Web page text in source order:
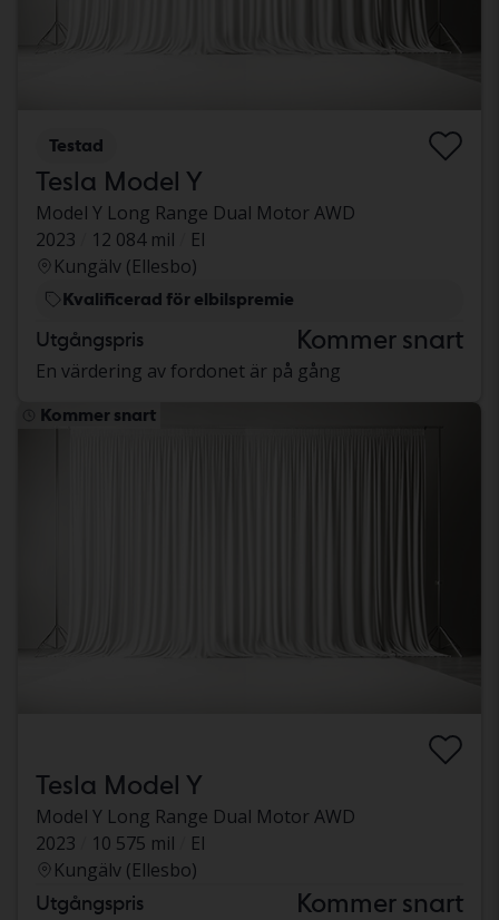
Testad
Tesla Model Y
Model Y Long Range Dual Motor AWD
2023
12 084 mil
El
Kungälv (Ellesbo)
Kvalificerad för elbilspremie
Utgångspris Kommer snart
En värdering av fordonet är på gång
Kommer snart
Tesla Model Y
Model Y Long Range Dual Motor AWD
2023
10 575 mil
El
Kungälv (Ellesbo)
Utgångspris Kommer snart